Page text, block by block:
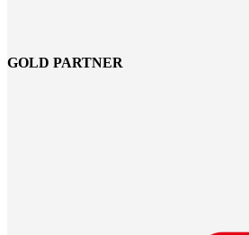
GOLD PARTNER